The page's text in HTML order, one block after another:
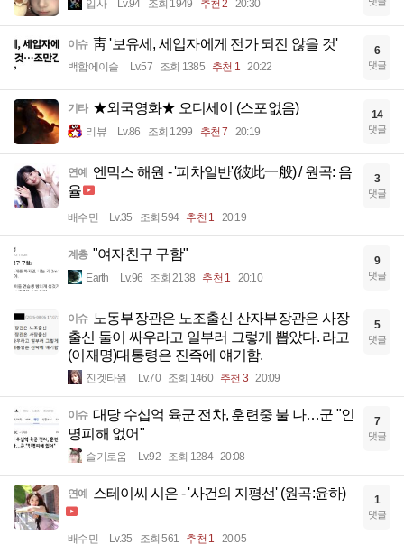
입사 Lv.94 조회 1949 추천 2 20:30
이슈 靑 '보유세, 세입자에게 전가 되진 않을 것'
백합에이슬 Lv.57 조회 1385 추천 1 20:22
6
댓글
기타 ★외국영화★ 오디세이 (스포없음)
리뷰 Lv.86 조회 1299 추천 7 20:19
14
댓글
연예 엔믹스 해원 - '피차일반'(彼此一般) / 원곡: 음
율
배수민 Lv.35 조회 594 추천 1 20:19
3
댓글
계층 "여자친구 구함"
Earth Lv.96 조회 2138 추천 1 20:10
9
댓글
이슈 노동부장관은 노조출신 산자부장관은 사장
출신 둘이 싸우라고 일부러 그렇게 뽑았다. 라고
(이재명)대통령은 진즉에 얘기함.
진겟타원 Lv.70 조회 1460 추천 3 20:09
5
댓글
이슈 대당 수십억 육군 전차, 훈련중 불 나…군 "인
명피해 없어"
슬기로움 Lv.92 조회 1284 20:08
7
댓글
연예 스테이씨 시은 - '사건의 지평선' (원곡:윤하)
배수민 Lv.35 조회 561 추천 1 20:05
1
댓글